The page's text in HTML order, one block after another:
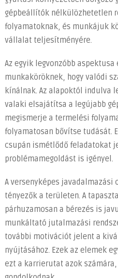
gépbeállítók nélkülözhetetlen
folyamatoknak, és munkájuk
vállalat teljesítményére.
Az egyik legvonzóbb aspektusa
munkaköröknek, hogy valódi
kínálnak. Az alapoktól indulva
valaki elsajátítsa a legújabb
megismerje a termelési
folyamatosan bővítse tudását.
csupán ismétlődő feladatokat
problémamegoldást is igényel.
A versenyképes javadalmazási
tényezők a területen. A
párhuzamosan a bérezés is
munkáltató jutalmazási
további motivációt jelent a
nyújtásához. Ezek az elemek
ezt a karrierutat azok